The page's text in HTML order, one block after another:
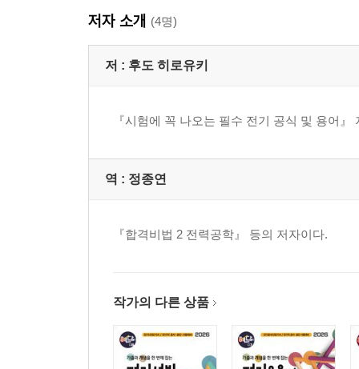
① 필수 공식 해설
② 필수 용어 해설
저자 소개 (4명)
저 : 후도 히로유키
『시험에 꼭 나오는 필수 전기 공식 및 용어』
역 : 정종연
『합격비법 2 전력공학』 등의 저자이다.
작가의 다른 상품